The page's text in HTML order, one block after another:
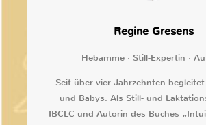
Regine Gresens
Hebamme · Still-Expertin ·
Seit über vier Jahrzehnten
und Babys. Als Still- und
IBCLC und Autorin des Buches